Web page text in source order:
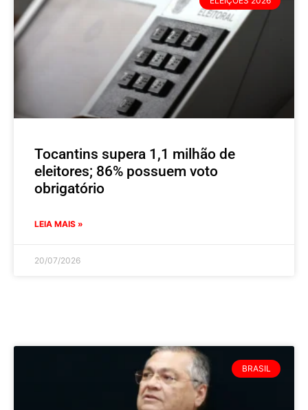
Tocantins supera 1,1 milhão de
eleitores; 86% possuem voto
obrigatório
LEIA MAIS »
20/07/2026
BRASIL